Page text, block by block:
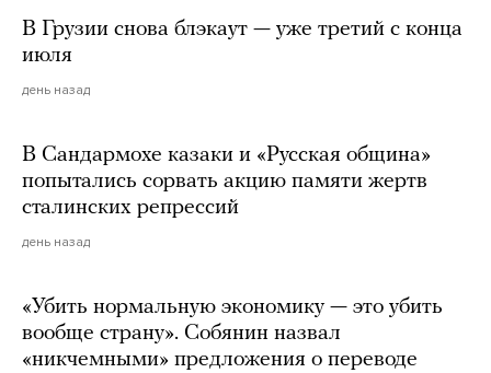
В Грузии снова блэкаут — уже третий с конца
июля
день назад
В Сандармохе казаки и «Русская община»
попытались сорвать акцию памяти жертв
сталинских репрессий
день назад
«Убить нормальную экономику — это убить
вообще страну». Собянин назвал
«никчемными» предложения о переводе